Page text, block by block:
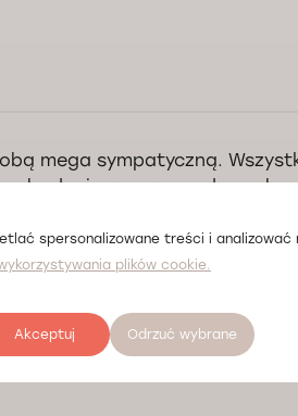
mega sympatyczną.
badanie przeprowadzone
spersonalizowane treści i analizować
plików cookie.
Akceptuj Odrzuć wybrane